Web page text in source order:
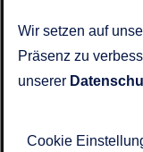
Wir setzen auf
Präsenz zu
unserer
Cookie